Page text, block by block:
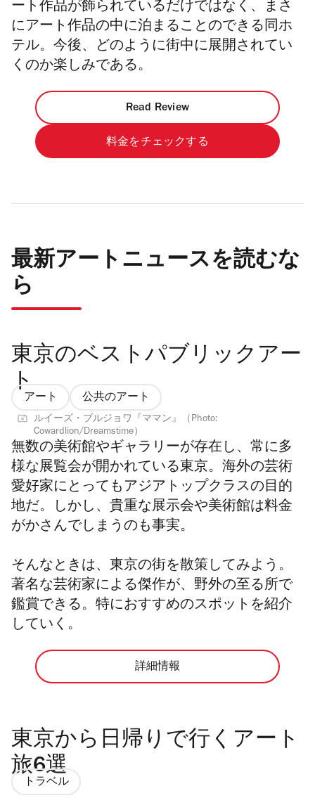
ート作品が飾られているだけではなく、まさ
にアート作品の中に泊まることのできる同ホ
テル。今後、どのように街中に展開されてい
くのか楽しみである。
Read Review
料金をチェックする
最新アートニュースを読むな
ら
東京のベストパブリックアー
ト
アート 公共のアート
ルイーズ・ブルジョワ『ママン』（Photo:
Cowardlion/Dreamstime）
無数の美術館やギャラリーが存在し、常に多
様な展覧会が開かれている東京。海外の芸術
愛好家にとってもアジアトップクラスの目的
地だ。しかし、貴重な展示会や美術館は料金
がかさんでしまうのも事実。
そんなときは、東京の街を散策してみよう。
著名な芸術家による傑作が、野外の至る所で
鑑賞できる。特におすすめのスポットを紹介
していく。
詳細情報
東京から日帰りで行くアート
旅6選
トラベル